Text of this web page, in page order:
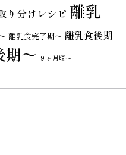
り分けレシピ 離乳
離乳食完了期～ 離乳食後期
期～ ９ヶ月頃～